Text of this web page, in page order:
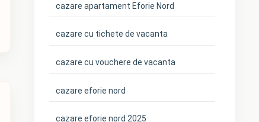
cazare apartament Eforie Nord
cazare cu tichete de vacanta
cazare cu vouchere de vacanta
cazare eforie nord
cazare eforie nord 2025